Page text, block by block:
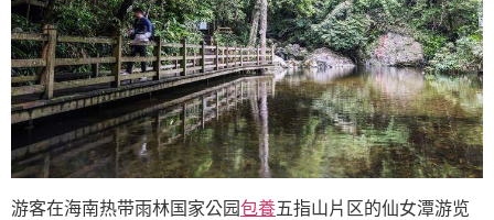
游客在海南热带雨林国家公园包養五指山片区的仙女潭游览